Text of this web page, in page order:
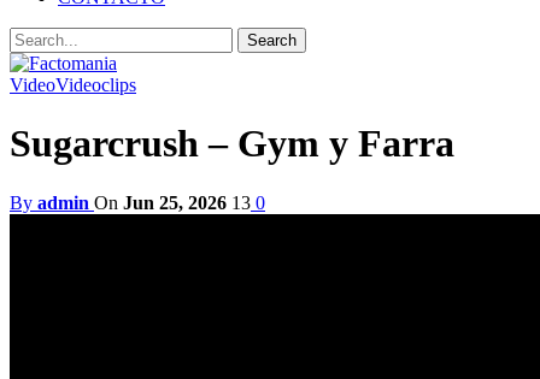
VideoVideoclips
Sugarcrush – Gym y Farra
By admin On Jun 25, 2026 13 0